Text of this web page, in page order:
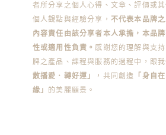
者所分享之個人心得、文章、評價或
個人觀點與經驗分享， 不代表本品牌
內容責任由該分享者本人承擔，本品
性或適用性負責。 感謝您的理解與支
牌之產品、課程與服務的過程中，跟
散播愛．轉好運」
，共同創造
「身自
緣」 的美麗願景。